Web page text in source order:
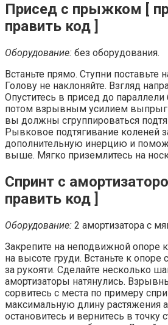
Присед с прыжком [
править код ]
Оборудование: без оборудования.
Встаньте прямо. Ступни поставьте
Голову не наклоняйте. Взгляд
Опуститесь в присед до
потом взрывным усилием
вы должны сгруппироваться
Рывковое подтягивание коленей
дополнительную инерцию и
выше. Мягко приземлитесь на
Спринт с
править код ]
Оборудование: 2 амортизатора с
Закрепите на неподвижной опоре
на высоте груди. Встаньте к опоре
за рукояти. Сделайте несколько
амортизаторы натянулись.
сорвитесь с места по примеру
максимальную длину растяжения
остановитесь и вернитесь в точку